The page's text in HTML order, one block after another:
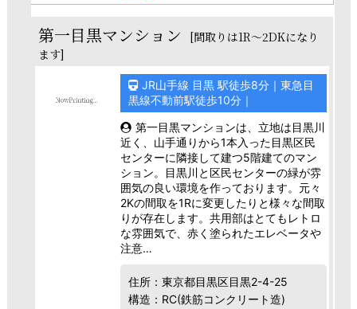
第一目黒マンション
[間取りは1R～2DKになり
ます]
JR山手線 目黒 駅徒歩8分｜東急目
黒線不動前駅徒歩10分｜
第一目黒マンションは、立地は目黒川
近く、山手通りから1本入った目黒区民
センターに隣接して建つ5階建てのマン
ション。目黒川と区民センターの緑が雰
囲気の良い環境を作っております。元々
2Kの間取を1Rに変更したりと様々な間取
りが存在します。共用部はとてもレトロ
な雰囲気で、赤く塗られたエレベータや
注意…
住所：東京都目黒区目黒2-4-25
構造：RC(鉄筋コンクリート造)